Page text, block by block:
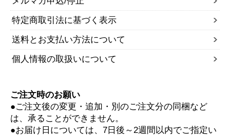
特定商取引法に基づく表示
送料とお支払い方法について
個人情報の取扱いについて
ご注文時のお願い
●ご注文後の変更・追加・別のご注文分の同梱など
は、承ることができません。
●お届け日については、7日後～2週間以内でご指定い